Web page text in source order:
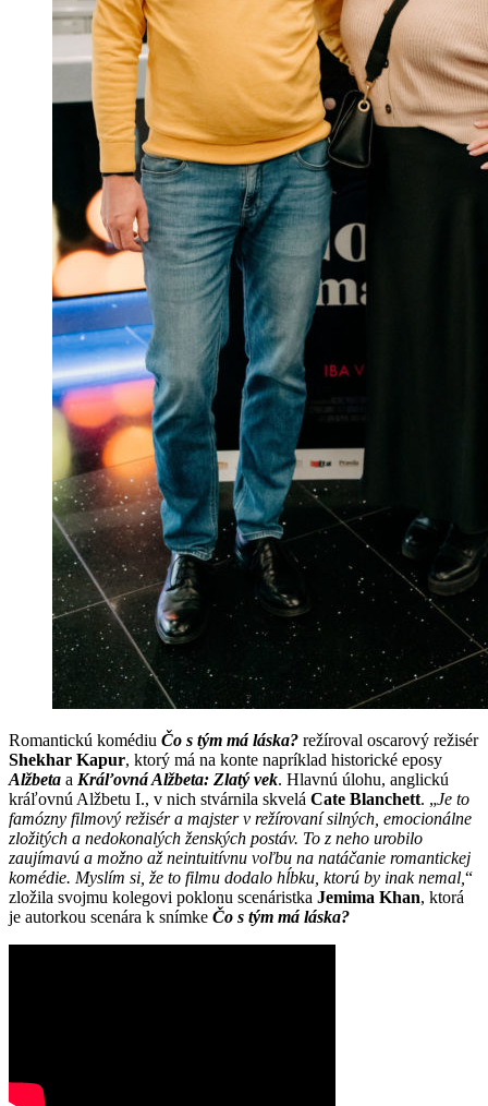
Romantickú komédiu Čo s tým má láska? režíroval oscarový režisér
Shekhar Kapur, ktorý má na konte napríklad historické eposy
Alžbeta a Kráľovná Alžbeta: Zlatý vek. Hlavnú úlohu, anglickú
kráľovnú Alžbetu I., v nich stvárnila skvelá Cate Blanchett. „Je to
famózny filmový režisér a majster v režírovaní silných, emocionálne
zložitých a nedokonalých ženských postáv. To z neho urobilo
zaujímavú a možno až neintuitívnu voľbu na natáčanie romantickej
komédie. Myslím si, že to filmu dodalo hĺbku, ktorú by inak nemal,“
zložila svojmu kolegovi poklonu scenáristka Jemima Khan, ktorá
je autorkou scenára k snímke Čo s tým má láska?